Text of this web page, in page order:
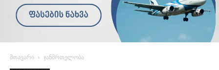
მთავარი ჯანმრთელობა